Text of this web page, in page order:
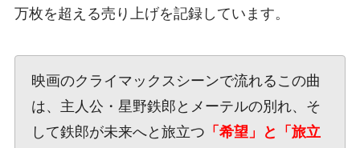
万枚を超える売り上げを記録しています。
映画のクライマックスシーンで流れるこの曲
は、主人公・星野鉄郎とメーテルの別れ、そ
して鉄郎が未来へと旅立つ 「希望」と「旅立